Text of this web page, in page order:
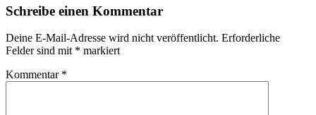
Schreibe einen Kommentar
Deine E-Mail-Adresse wird nicht veröffentlicht. Erforderliche
Felder sind mit * markiert
Kommentar *